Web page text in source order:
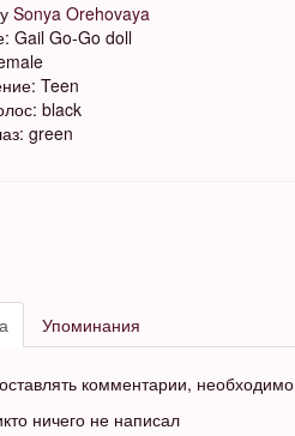
Sonya Orehovaya
Gail Go-Go doll
Teen
black
green
Упоминания
комментарии, необходимо
ничего не написал